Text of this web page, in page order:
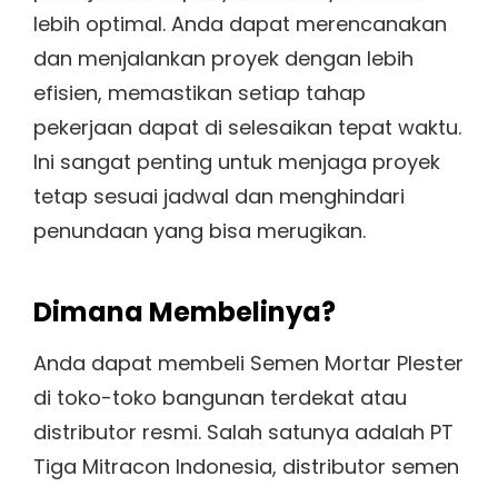
lebih optimal. Anda dapat merencanakan
dan menjalankan proyek dengan lebih
efisien, memastikan setiap tahap
pekerjaan dapat di selesaikan tepat waktu.
Ini sangat penting untuk menjaga proyek
tetap sesuai jadwal dan menghindari
penundaan yang bisa merugikan.
Dimana Membelinya?
Anda dapat membeli Semen Mortar Plester
di toko-toko bangunan terdekat atau
distributor resmi. Salah satunya adalah PT
Tiga Mitracon Indonesia, distributor semen